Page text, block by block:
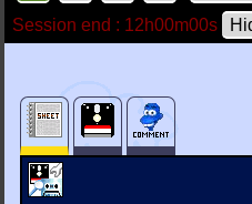
Session end : 12h00m00s